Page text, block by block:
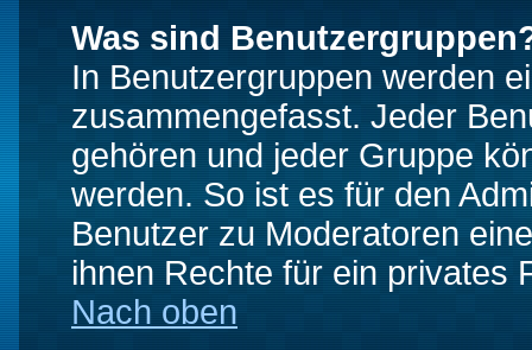
Was sind
In Benutzergruppen werden
zusammengefasst. Jeder
gehören und jeder Gruppe
werden. So ist es für den
Benutzer zu Moderatoren
ihnen Rechte für ein privates
Nach oben